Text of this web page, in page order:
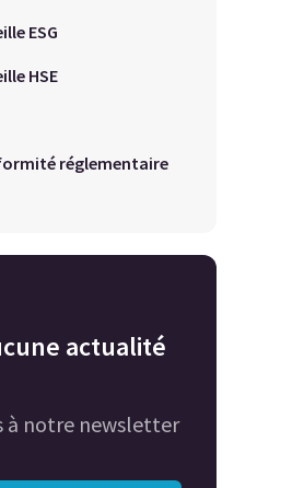
ESG
HSE
réglementaire
actualité
à notre newsletter